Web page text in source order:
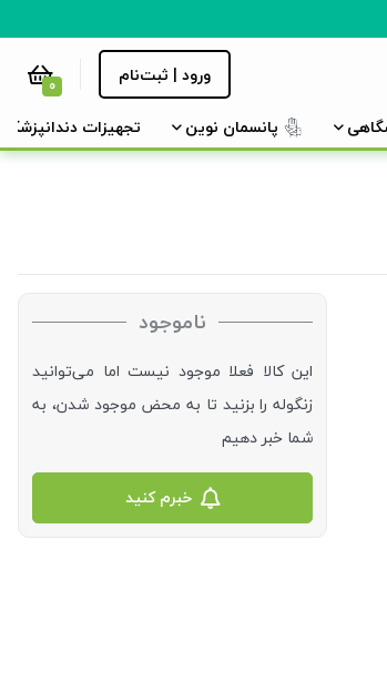
ورود | ثبت‌نام 0
پانسمان نوین تجهیزات دندانپزشکی
ناموجود
این کالا فعلا موجود نیست اما می‌توانید
زنگوله را بزنید تا به محض موجود شدن، به
شما خبر دهیم
خبرم کنید